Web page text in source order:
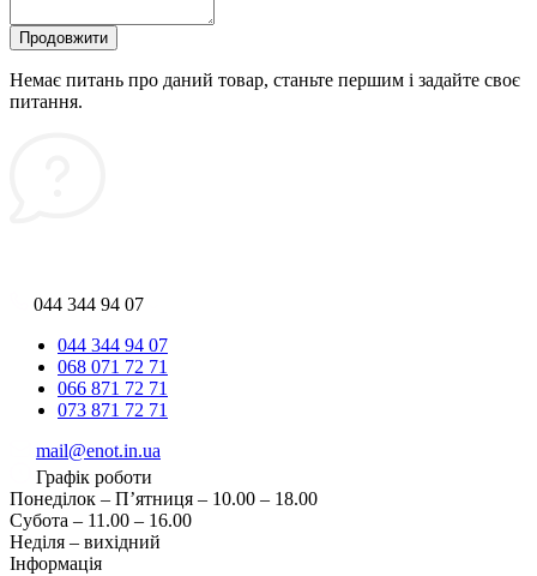
Продовжити
Немає питань про даний товар, станьте першим і задайте своє
питання.
044 344 94 07
044 344 94 07
068 071 72 71
066 871 72 71
073 871 72 71
mail@enot.in.ua
Графік роботи
Понеділок – П’ятниця – 10.00 – 18.00
Субота – 11.00 – 16.00
Неділя – вихідний
Інформація